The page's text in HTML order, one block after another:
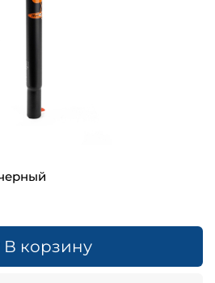
В корзину